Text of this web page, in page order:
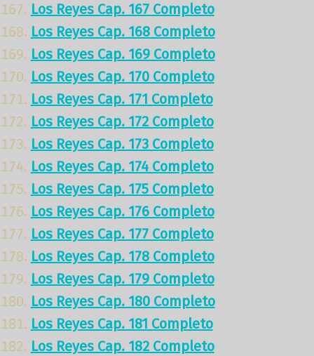
Los Reyes Cap. 167 Completo
Los Reyes Cap. 168 Completo
Los Reyes Cap. 169 Completo
Los Reyes Cap. 170 Completo
Los Reyes Cap. 171 Completo
Los Reyes Cap. 172 Completo
Los Reyes Cap. 173 Completo
Los Reyes Cap. 174 Completo
Los Reyes Cap. 175 Completo
Los Reyes Cap. 176 Completo
Los Reyes Cap. 177 Completo
Los Reyes Cap. 178 Completo
Los Reyes Cap. 179 Completo
Los Reyes Cap. 180 Completo
Los Reyes Cap. 181 Completo
Los Reyes Cap. 182 Completo